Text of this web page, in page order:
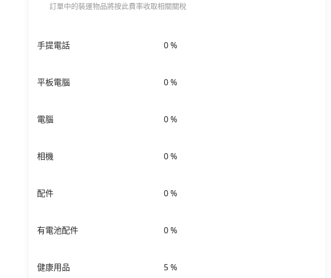
訂單中的裝運物品將按此費率收取相關關稅
手提電話 0%
平板電腦 0%
電腦 0%
相機 0%
配件 0%
有電池配件 0%
健康用品 5%